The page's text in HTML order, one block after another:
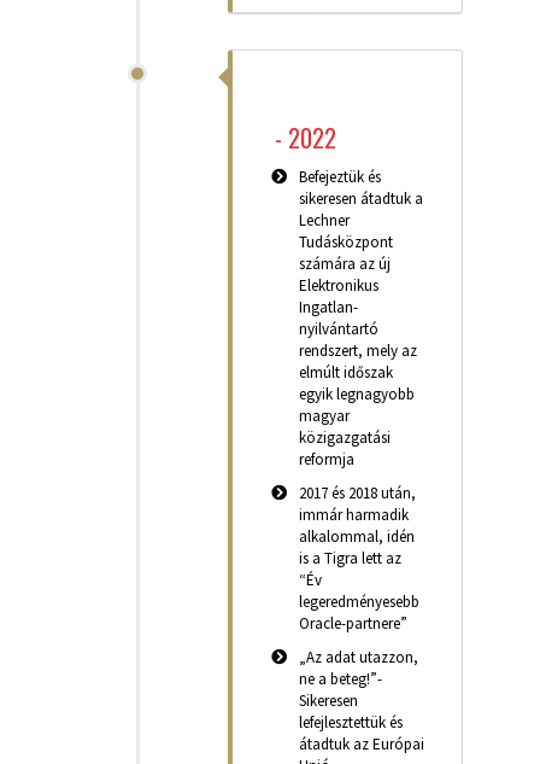
- 2022
Befejeztük és
sikeresen átadtuk a
Lechner
Tudásközpont
számára az új
Elektronikus
Ingatlan-
nyilvántartó
rendszert, mely az
elmúlt időszak
egyik legnagyobb
magyar
közigazgatási
reformja
2017 és 2018 után,
immár harmadik
alkalommal, idén
is a Tigra lett az
“Év
legeredményesebb
Oracle-partnere”
„Az adat utazzon,
ne a beteg!”-
Sikeresen
lefejlesztettük és
átadtuk az Európai